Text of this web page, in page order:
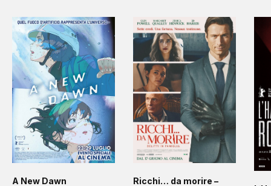
A New Dawn
Ricchi… da morire –